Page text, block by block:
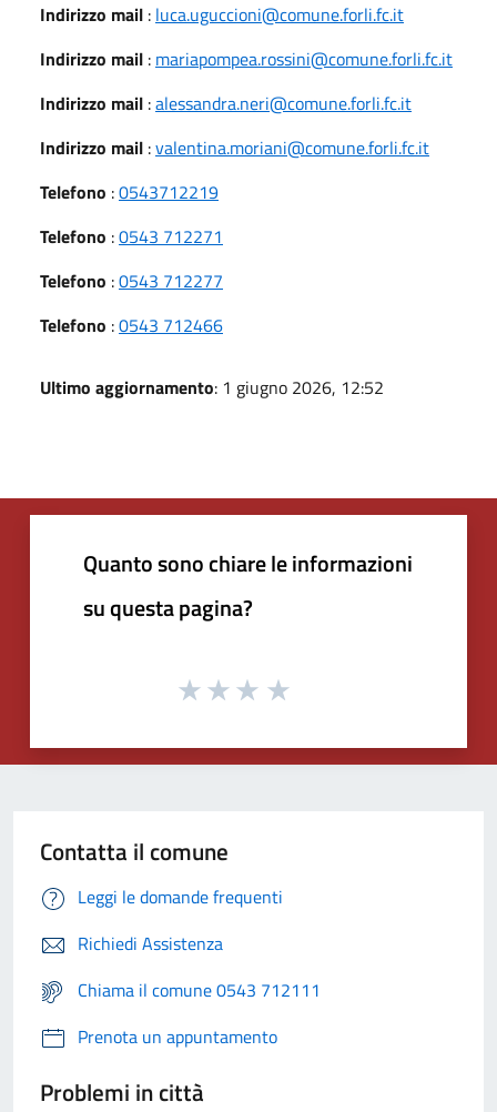
Indirizzo mail : luca.uguccioni@comune.forli.fc.it
Indirizzo mail : mariapompea.rossini@comune.forli.fc.it
Indirizzo mail :alessandra.neri@comune.forli.fc.it
Indirizzo mail :valentina.moriani@comune.forli.fc.it
Telefono :0543712219
Telefono :0543 712271
Telefono :0543 712277
Telefono :0543 712466
Ultimo aggiornamento: 1 giugno 2026, 12:52
Quanto sono chiare le informazioni
su questa pagina?
Contatta il comune
Leggi le domande frequenti
Richiedi Assistenza
Chiama il comune 0543 712111
Prenota un appuntamento
Problemi in città